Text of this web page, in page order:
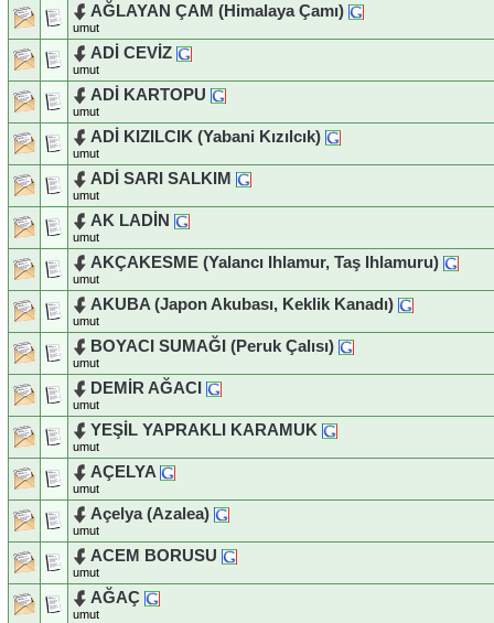
AĞLAYAN ÇAM (Himalaya Çamı)
umut
ADİ CEVİZ
umut
ADİ KARTOPU
umut
ADİ KIZILCIK (Yabani Kızılcık)
umut
ADİ SARI SALKIM
umut
AK LADİN
umut
AKÇAKESME (Yalancı Ihlamur, Taş Ihlamuru)
umut
AKUBA (Japon Akubası, Keklik Kanadı)
umut
BOYACI SUMAĞI (Peruk Çalısı)
umut
DEMİR AĞACI
umut
YEŞİL YAPRAKLI KARAMUK
umut
AÇELYA
umut
Açelya (Azalea)
umut
ACEM BORUSU
umut
AĞAÇ
umut